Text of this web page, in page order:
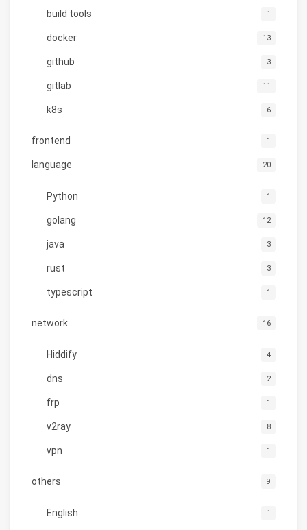
build tools 1
docker 13
github 3
gitlab 11
k8s 6
frontend 1
language 20
Python 1
golang 12
java 3
rust 3
typescript 1
network 16
Hiddify 4
dns 2
frp 1
v2ray 8
vpn 1
others 9
English 1